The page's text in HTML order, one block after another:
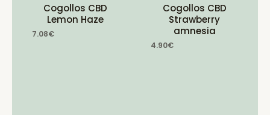
Cogollos CBD
Lemon Haze
7.08€
Cogollos CBD
Strawberry
amnesia
4.90€